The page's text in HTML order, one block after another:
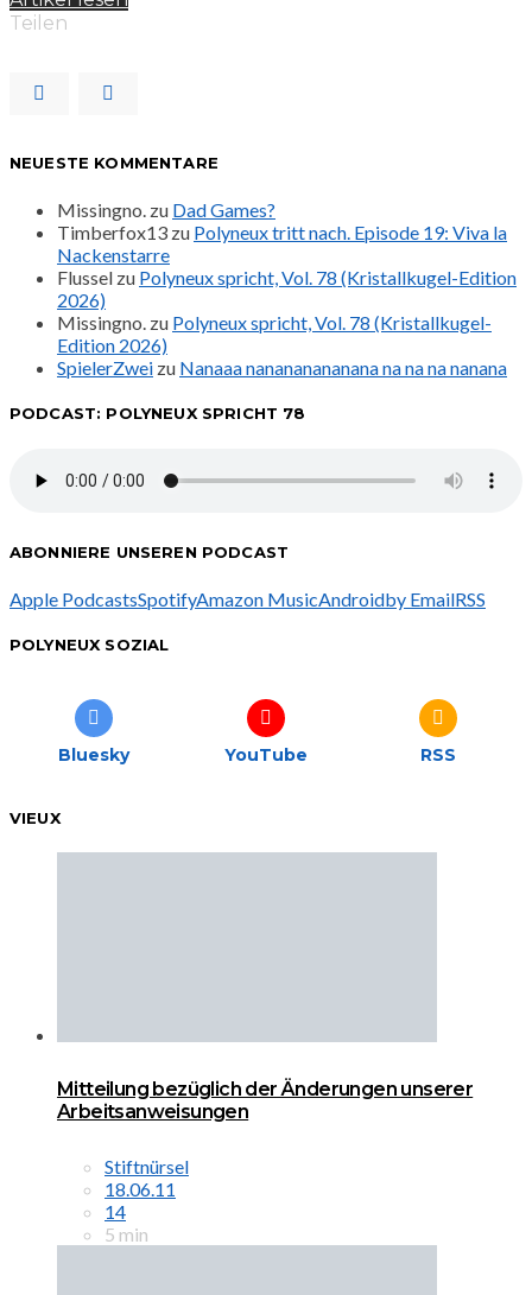
Teilen
NEUESTE KOMMENTARE
Missingno. zu Dad Games?
Timberfox13 zu Polyneux tritt nach. Episode 19: Viva la
Nackenstarre
Flussel zu Polyneux spricht, Vol. 78 (Kristallkugel-Edition
2026)
Missingno. zu Polyneux spricht, Vol. 78 (Kristallkugel-
Edition 2026)
SpielerZwei zu Nanaaa nanananananana na na na nanana
PODCAST: POLYNEUX SPRICHT 78
ABONNIERE UNSEREN PODCAST
Apple PodcastsSpotifyAmazon MusicAndroidby EmailRSS
POLYNEUX SOZIAL
Bluesky YouTube RSS
VIEUX
Mitteilung bezüglich der Änderungen unserer
Arbeitsanweisungen
Stiftnürsel
18.06.11
14
5 min